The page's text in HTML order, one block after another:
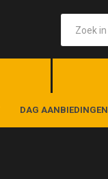
DAG AANBIEDINGEN